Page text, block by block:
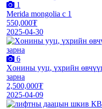
1
Merida mongolia c 1
550,000₮
2025-04-30
6
Xонины ууц, үxрийн
зарна
2,500,000₮
2025-04-09